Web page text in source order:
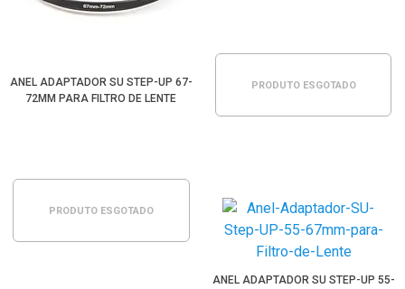
ANEL ADAPTADOR SU STEP-UP 67-
72MM PARA FILTRO DE LENTE
PRODUTO ESGOTADO
PRODUTO ESGOTADO
ANEL ADAPTADOR SU STEP-UP 55-